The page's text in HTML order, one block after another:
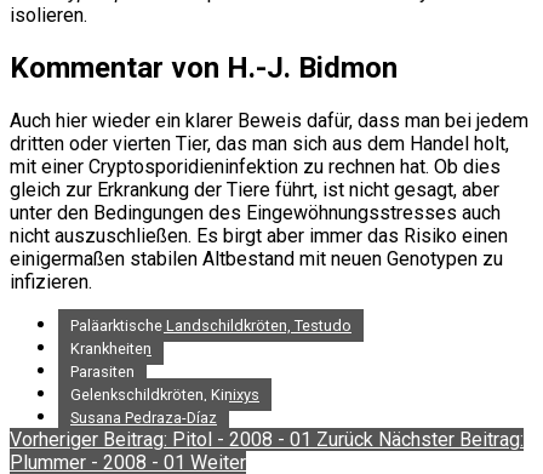
isolieren.
Kommentar von H.-J. Bidmon
Auch hier wieder ein klarer Beweis dafür, dass man bei jedem
dritten oder vierten Tier, das man sich aus dem Handel holt,
mit einer Cryptosporidieninfektion zu rechnen hat. Ob dies
gleich zur Erkrankung der Tiere führt, ist nicht gesagt, aber
unter den Bedingungen des Eingewöhnungsstresses auch
nicht auszuschließen. Es birgt aber immer das Risiko einen
einigermaßen stabilen Altbestand mit neuen Genotypen zu
infizieren.
Paläarktische Landschildkröten, Testudo
Krankheiten
Parasiten
Gelenkschildkröten, Kinixys
Susana Pedraza-Díaz
Vorheriger Beitrag: Pitol - 2008 - 01 Zurück Nächster Beitrag:
Plummer - 2008 - 01 Weiter